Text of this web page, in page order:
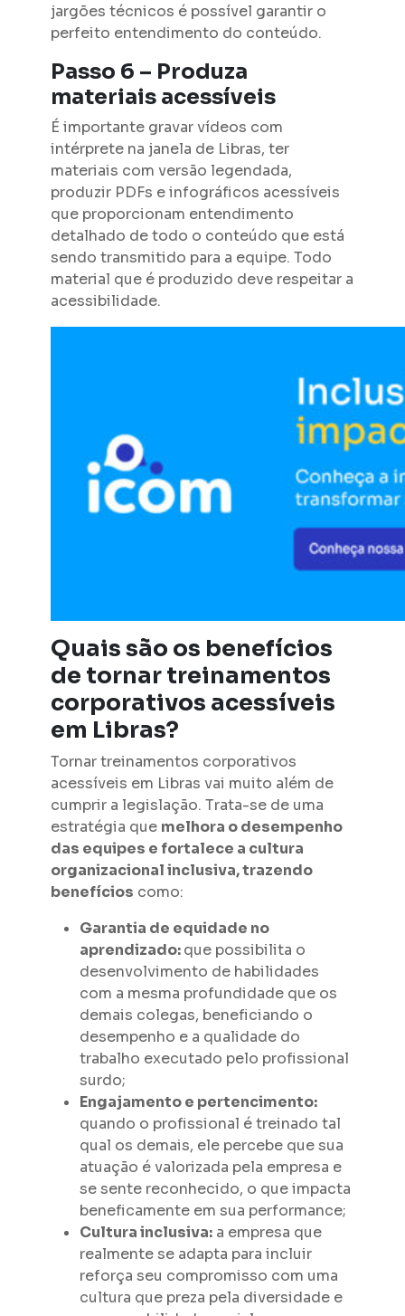
jargões técnicos é possível garantir o
perfeito entendimento do conteúdo.
Passo 6 – Produza
materiais acessíveis
É importante gravar vídeos com
intérprete na janela de Libras, ter
materiais com versão legendada,
produzir PDFs e infográficos acessíveis
que proporcionam entendimento
detalhado de todo o conteúdo que está
sendo transmitido para a equipe. Todo
material que é produzido deve respeitar a
acessibilidade.
Quais são os benefícios
de tornar treinamentos
corporativos acessíveis
em Libras?
Tornar treinamentos corporativos
acessíveis em Libras vai muito além de
cumprir a legislação. Trata-se de uma
estratégia que melhora o desempenho
das equipes e fortalece a cultura
organizacional inclusiva, trazendo
benefícios como:
Garantia de equidade no
aprendizado:que possibilita o
desenvolvimento de habilidades
com a mesma profundidade que os
demais colegas, beneficiando o
desempenho e a qualidade do
trabalho executado pelo profissional
surdo;
Engajamento e pertencimento:
quando o profissional é treinado tal
qual os demais, ele percebe que sua
atuação é valorizada pela empresa e
se sente reconhecido, o que impacta
beneficamente em sua performance;
Cultura inclusiva: a empresa que
realmente se adapta para incluir
reforça seu compromisso com uma
cultura que preza pela diversidade e